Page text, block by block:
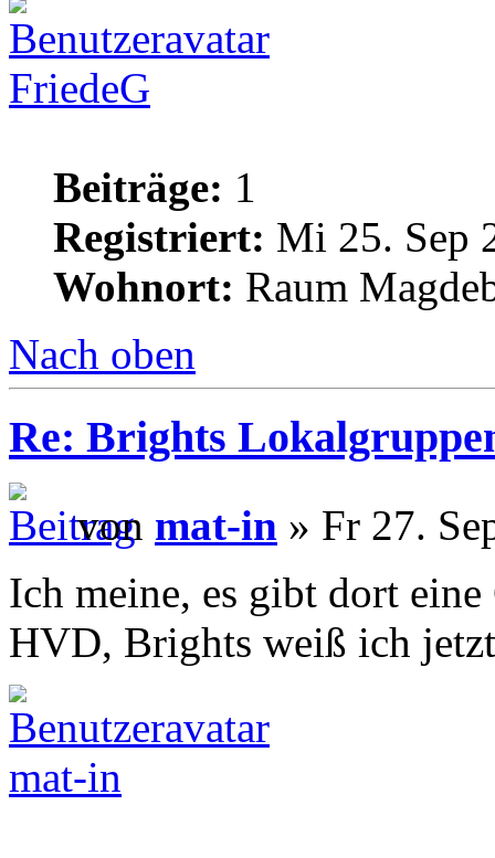
FriedeG
Beiträge: 1
Registriert: Mi 25. Sep
Wohnort: Raum
Nach oben
Re: Brights
von mat-in » Fr 27.
Ich meine, es gibt dort
HVD, Brights weiß ich
mat-in